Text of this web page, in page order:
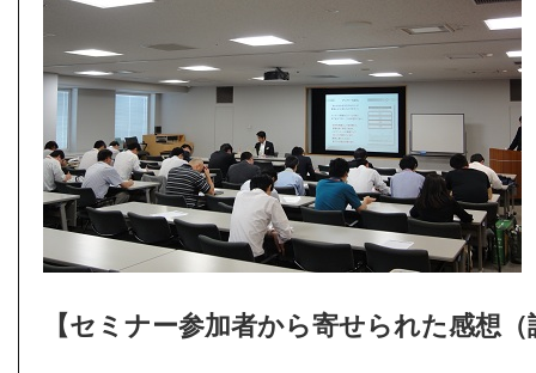
【セミナー参加者から寄せられた感想（